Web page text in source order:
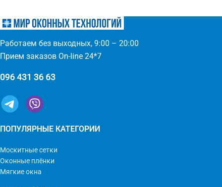
ломается - любые формы и
трапеция - проста в установке
(инструмент не нужен)
простое управление
(автоматическое выдвижение)
- широкий выбор цвета по
Работаем без выходных, 9:00 – 20:00
Прием заказов On-line 24*7
096 431 36 63
ПОПУЛЯРНЫЕ КАТЕГОРИИ
Москитные сетки
Оконные плёнки
Мягкие окна